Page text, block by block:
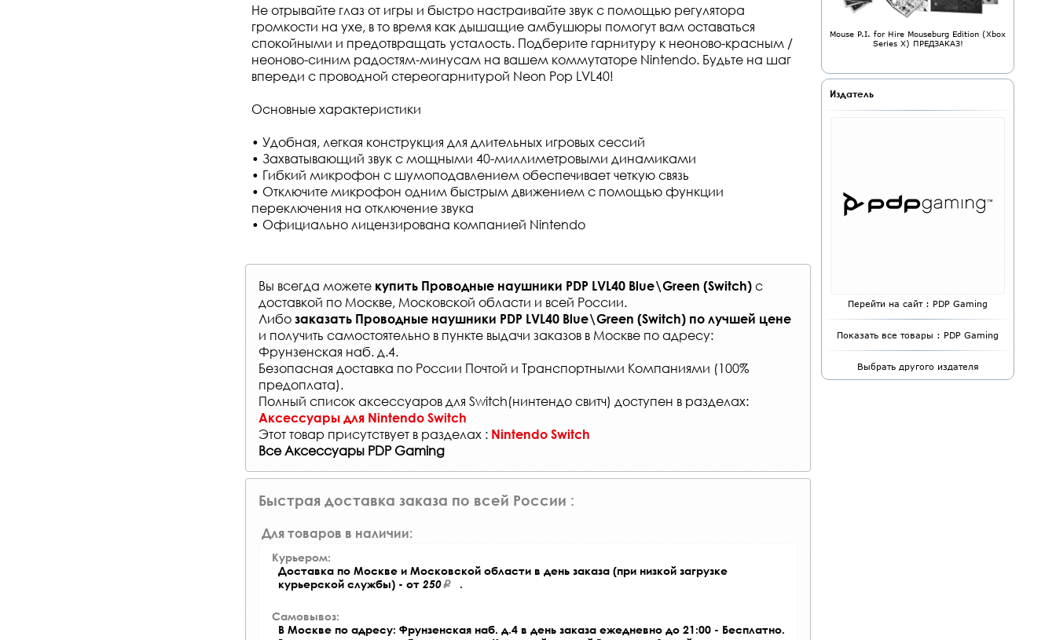
Не отрывайте глаз от игры и быстро настраивайте звук с помощью регулятора
громкости на ухе, в то время как дышащие амбушюры помогут вам оставаться
спокойными и предотвращать усталость. Подберите гарнитуру к неоново-красным /
неоново-синим радостям-минусам на вашем коммутаторе Nintendo. Будьте на шаг
впереди с проводной стереогарнитурой Neon Pop LVL40!
Основные характеристики
• Удобная, легкая конструкция для длительных игровых сессий
• Захватывающий звук с мощными 40-миллиметровыми динамиками
• Гибкий микрофон с шумоподавлением обеспечивает четкую связь
• Отключите микрофон одним быстрым движением с помощью функции
переключения на отключение звука
• Официально лицензирована компанией Nintendo
Вы всегда можете купить Проводные наушники PDP LVL40 Blue\Green (Switch) с
доставкой по Москве, Московской области и всей России.
Либо заказать Проводные наушники PDP LVL40 Blue\Green (Switch) по лучшей цене
и получить самостоятельно в пункте выдачи заказов в Москве по адресу:
Фрунзенская наб. д.4.
Безопасная доставка по России Почтой и Транспортными Компаниями (100%
предоплата).
Полный список аксессуаров для Switch(нинтендо свитч) доступен в разделах:
Аксессуары для Nintendo Switch
Этот товар присутствует в разделах : Nintendo Switch
Все Аксессуары PDP Gaming
Быстрая доставка заказа по всей России :
Для товаров в наличии:
Курьером:
Доставка по Москве и Московской области в день заказа (при низкой загрузке
курьерской службы) - от 250 .
Самовывоз:
В Москве по адресу: Фрунзенская наб. д.4 в день заказа ежедневно до 21:00 - Бесплатно.
Mouse P.I. for Hire Mouseburg Edition (Xbox
Series X) ПРЕДЗАКАЗ!
Издатель
Перейти на сайт : PDP Gaming
Показать все товары : PDP Gaming
Выбрать другого издателя